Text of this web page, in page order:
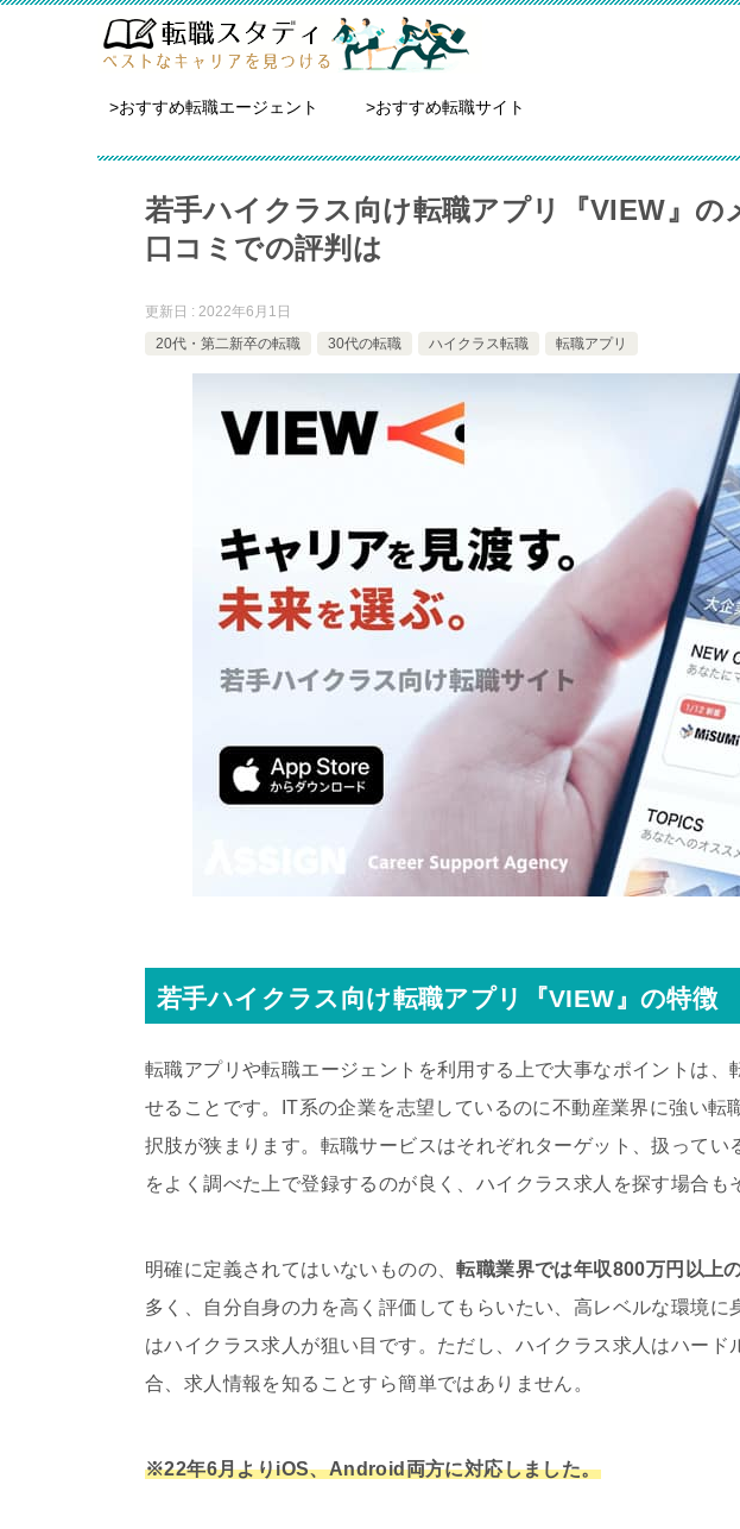
>おすすめ転職エージェント >おすすめ転職サイト
若手ハイクラス向け転職アプリ『VIEW』の
口コミでの評判は
更新日 : 2022年6月1日
20代・第二新卒の転職
30代の転職 ハイクラス転職 転職アプリ
若手ハイクラス向け転職アプリ『VIEW』の特徴
転職アプリや転職エージェントを利用する上で大事なポイントは、
せることです。IT系の企業を志望しているのに不動産業界に強い転
択肢が狭まります。転職サービスはそれぞれターゲット、扱ってい
をよく調べた上で登録するのが良く、ハイクラス求人を探す場合も
明確に定義されてはいないものの、転職業界では年収800万円以上
多く、自分自身の力を高く評価してもらいたい、高レベルな環境に
はハイクラス求人が狙い目です。ただし、ハイクラス求人はハー
合、求人情報を知ることすら簡単ではありません。
※22年6月よりiOS、Android両方に対応しました。